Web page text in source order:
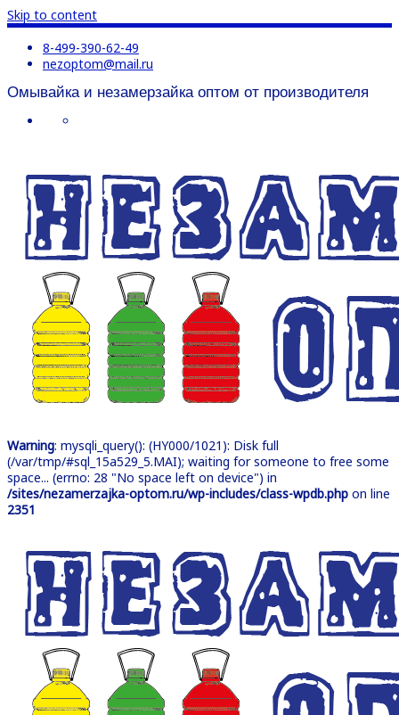
Skip to content
8-499-390-62-49
nezoptom@mail.ru
Омывайка и незамерзайка оптом от производителя
Warning: mysqli_query(): (HY000/1021): Disk full
(/var/tmp/#sql_15a529_5.MAI); waiting for someone to free some
space... (errno: 28 "No space left on device") in
/sites/nezamerzajka-optom.ru/wp-includes/class-wpdb.php on line
2351